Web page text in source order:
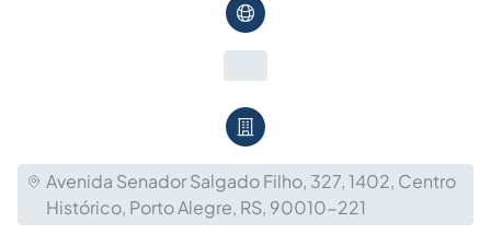
Avenida Senador Salgado Filho, 327, 1402, Centro
Histórico, Porto Alegre, RS, 90010-221